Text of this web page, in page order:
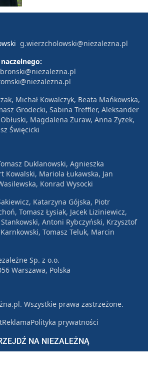
NA NIEZALEŻNĄ
g.wierzcholowski@niezalezna.pl
Michał Kowalczyk, Beata Mańkowska,
Grodecki, Sabina Treffler, Aleksander
Magdalena Żuraw, Anna Zyzek,
Święcicki
Duklanowski, Agnieszka
Kowalski, Mariola Łukawska, Jan
Konrad Wysocki
Katarzyna Gójska, Piotr
Tomasz Łysiak, Jacek Liziniewicz,
Antoni Rybczyński, Krzysztof
Tomasz Teluk, Marcin
Sp. z o.o.
Warszawa, Polska
Wszystkie prawa zastrzeżone.
ReklamaPolityka prywatności